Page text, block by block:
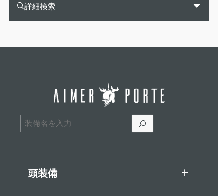
詳細検索
検索
頭装備